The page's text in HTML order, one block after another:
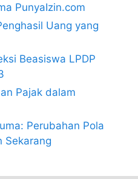
PunyaIzin.com
Uang yang
Beasiswa LPDP
Pajak dalam
Perubahan Pola
Sekarang